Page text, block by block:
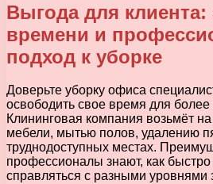
Выгода для
времени и
подход к уборке
Доверьте уборку офиса
освободить свое время для
Клининговая компания возьмёт
мебели, мытью полов, удалению
труднодоступных местах.
профессионалы знают, как
справляться с разными уровнями